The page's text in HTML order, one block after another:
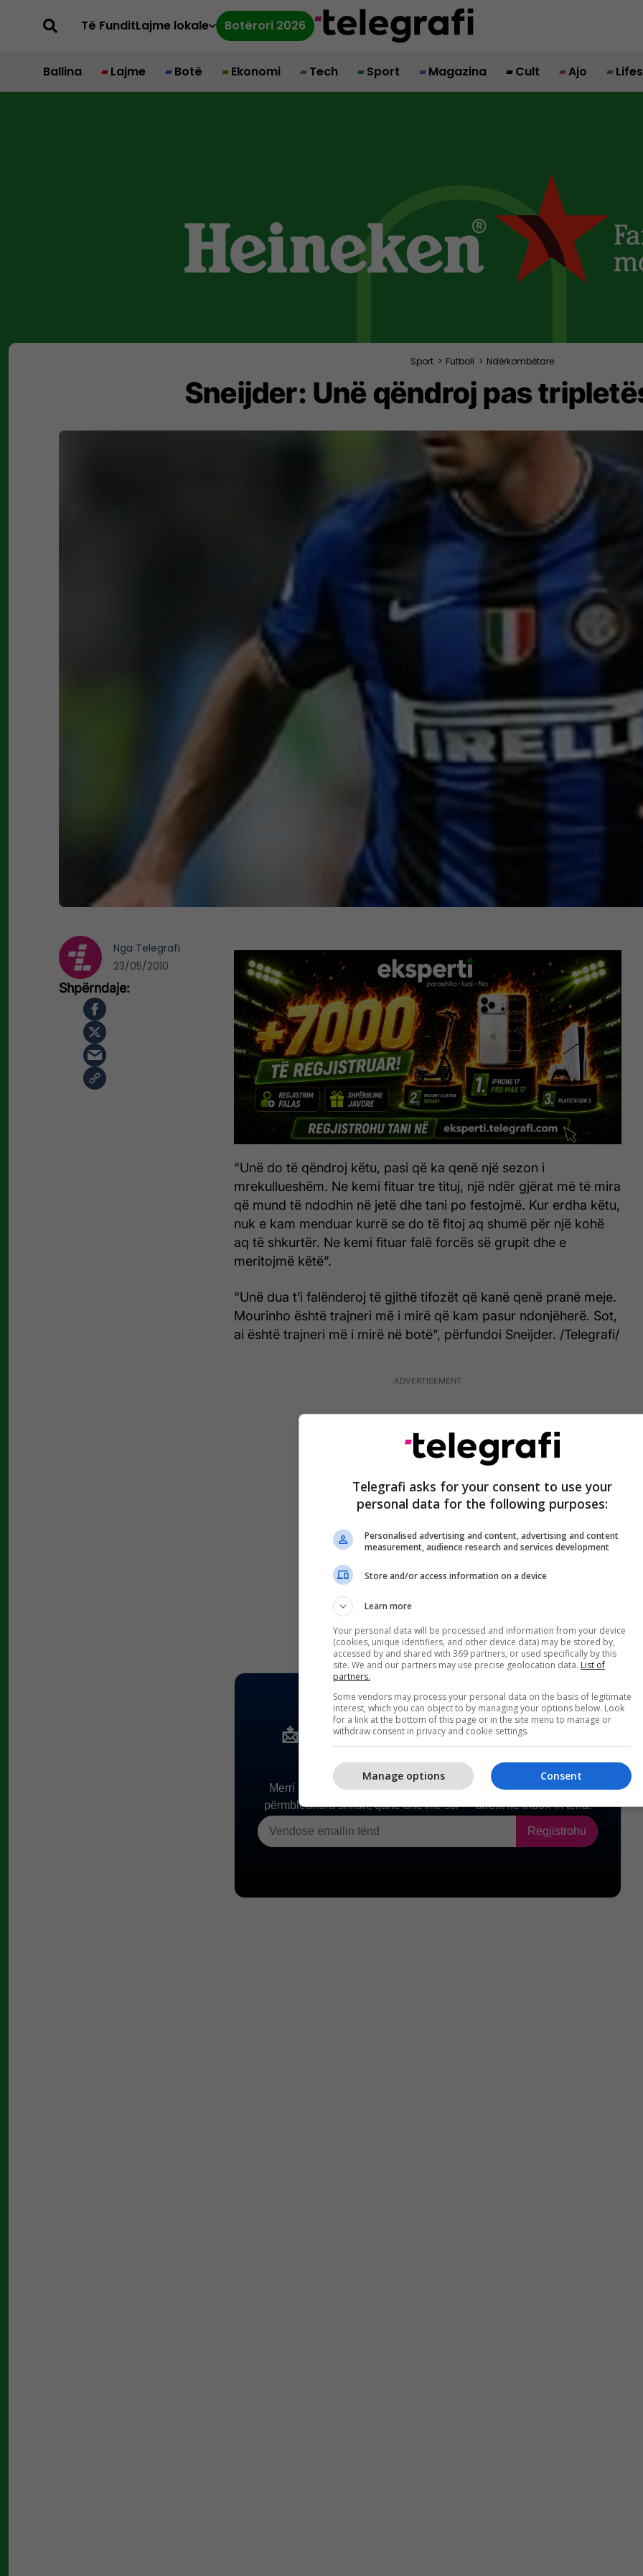
Të FunditLajme lokale Botërori 2026
Ballina Lajme Botë Ekonomi Tech Sport Magazina Cult Ajo
Sport > Futboll > Ndërkombëtare
Sneijder: Unë qëndroj pas
“Unë do të qëndroj këtu, pasi që ka qenë një sezon i
mrekullueshëm. Ne kemi fituar tre tituj, një ndër gjërat më të mira
që mund të ndodhin në jetë dhe tani po festojmë. Kur erdha këtu,
nuk e kam menduar kurrë se do të fitoj aq shumë për një kohë
aq të shkurtër. Ne kemi fituar falë forcës së grupit dhe e
meritojmë këtë”.
“Unë dua t’i falënderoj të gjithë tifozët që kanë qenë pranë meje.
Mourinho është trajneri më i mirë që kam pasur ndonjëherë. Sot,
ai është trajneri më i mirë në botë”, përfundoi Sneijder. /Telegrafi/
Nga Telegrafi
23/05/2010
Telegrafi asks for your consent to use your
personal data for the following purposes:
Personalised advertising and content, advertising and content
measurement, audience research and services development
Store and/or access information on a device
Learn more
Your personal data will be processed and information from your device
(cookies, unique identifiers, and other device data) may be stored by,
accessed by and shared with 369 partners, or used specifically by this
site. We and our partners may use precise geolocation data. List of
partners.
Some vendors may process your personal data on the basis of legitimate
interest, which you can object to by managing your options below. Look
for a link at the bottom of this page or in the site menu to manage or
withdraw consent in privacy and cookie settings.
Consent
Manage options